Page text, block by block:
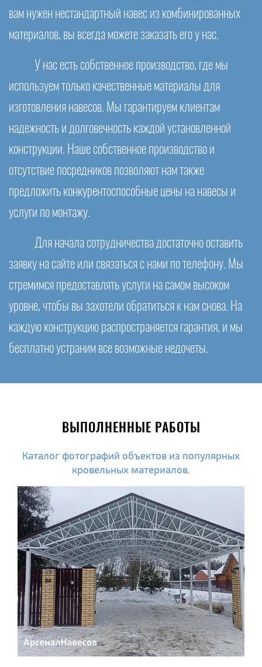
вам нужен нестандартный навес из комбинированных
материалов, вы всегда можете заказать его у нас.
У нас есть собственное производство, где мы
используем только качественные материалы для
изготовления навесов. Мы гарантируем клиентам
надежность и долговечность каждой установленной
конструкции. Наше собственное производство и
отсутствие посредников позволяют нам также
предложить конкурентоспособные цены на навесы и
услуги по монтажу.
Для начала сотрудничества достаточно оставить
заявку на сайте или связаться с нами по телефону. Мы
стремимся предоставлять услуги на самом высоком
уровне, чтобы вы захотели обратиться к нам снова. На
каждую конструкцию распространяется гарантия, и мы
бесплатно устраним все возможные недочеты.
ВЫПОЛНЕННЫЕ РАБОТЫ
Каталог фотографий объектов из популярных
кровельных материалов.